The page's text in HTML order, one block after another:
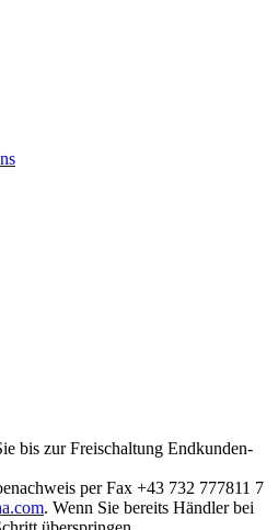
bis zur Freischaltung Endkunden-
per Fax +43 732 777811 7
. Wenn Sie bereits Händler bei